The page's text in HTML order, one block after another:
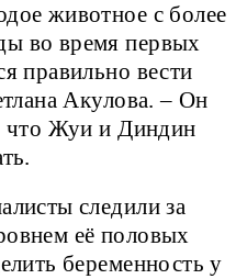
животное с более
во время первых
правильно вести
Акулова. – Он
что Жуи и Диндин
следили за
её половых
беременность у